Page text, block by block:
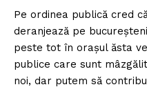
Pe ordinea publică cred
deranjează pe
peste tot în oraşul ăsta
publice care sunt
noi, dar putem să